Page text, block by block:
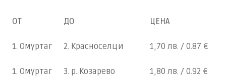
ОТ ДО ЦЕНА
1. Омуртаг 2. Красноселци 1,70 лв. / 0.87 €
1. Омуртаг 3. р. Козарево 1,80 лв. / 0.92 €